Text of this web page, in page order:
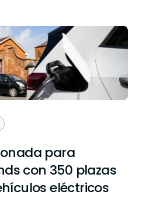
para
con 350 plazas
eléctricos